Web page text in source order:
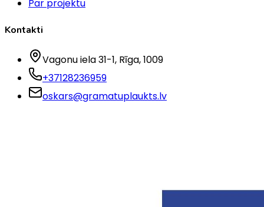
Par projektu
Kontakti
Vagonu iela 31-1, Rīga, 1009
+37128236959
oskars@gramatuplaukts.lv